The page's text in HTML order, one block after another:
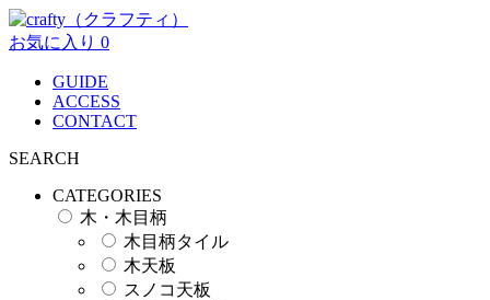
お気に入り 0
GUIDE
ACCESS
CONTACT
SEARCH
CATEGORIES
木・木目柄
木目柄タイル
木天板
スノコ天板